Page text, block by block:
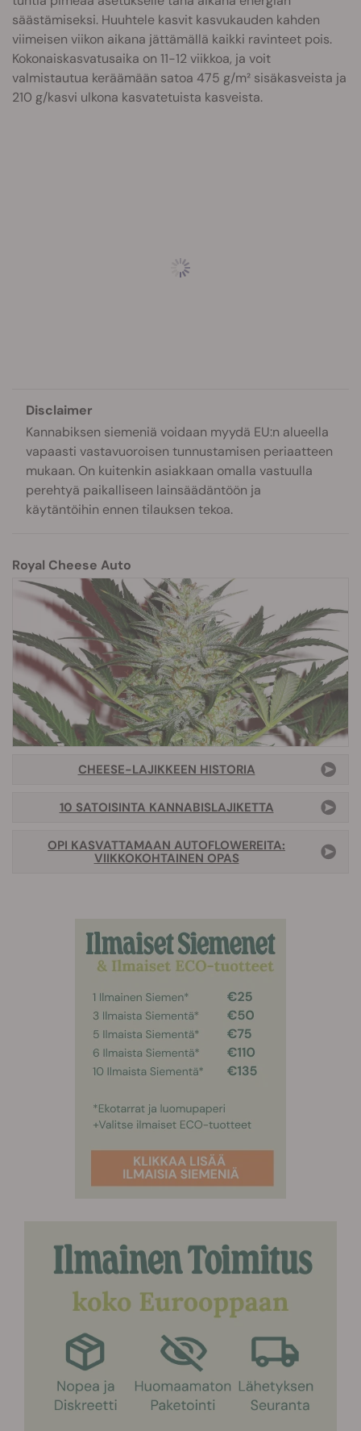
säästämiseksi. Huuhtele kasvit kasvukauden kahden
viimeisen viikon aikana jättämällä kaikki ravinteet pois.
Kokonaiskasvatusaika on 11-12 viikkoa, ja voit
valmistautua keräämään satoa 475 g/m² sisäkasveista ja
210 g/kasvi ulkona kasvatetuista kasveista.
Disclaimer
Kannabiksen siemeniä voidaan myydä EU:n alueella
vapaasti vastavuoroisen tunnustamisen periaatteen
mukaan. On kuitenkin asiakkaan omalla vastuulla
perehtyä paikalliseen lainsäädäntöön ja
käytäntöihin ennen tilauksen tekoa.
Royal Cheese Auto
CHEESE-LAJIKKEEN HISTORIA
10 SATOISINTA KANNABISLAJIKETTA
OPI KASVATTAMAAN AUTOFLOWEREITA:
VIIKKOKOHTAINEN OPAS